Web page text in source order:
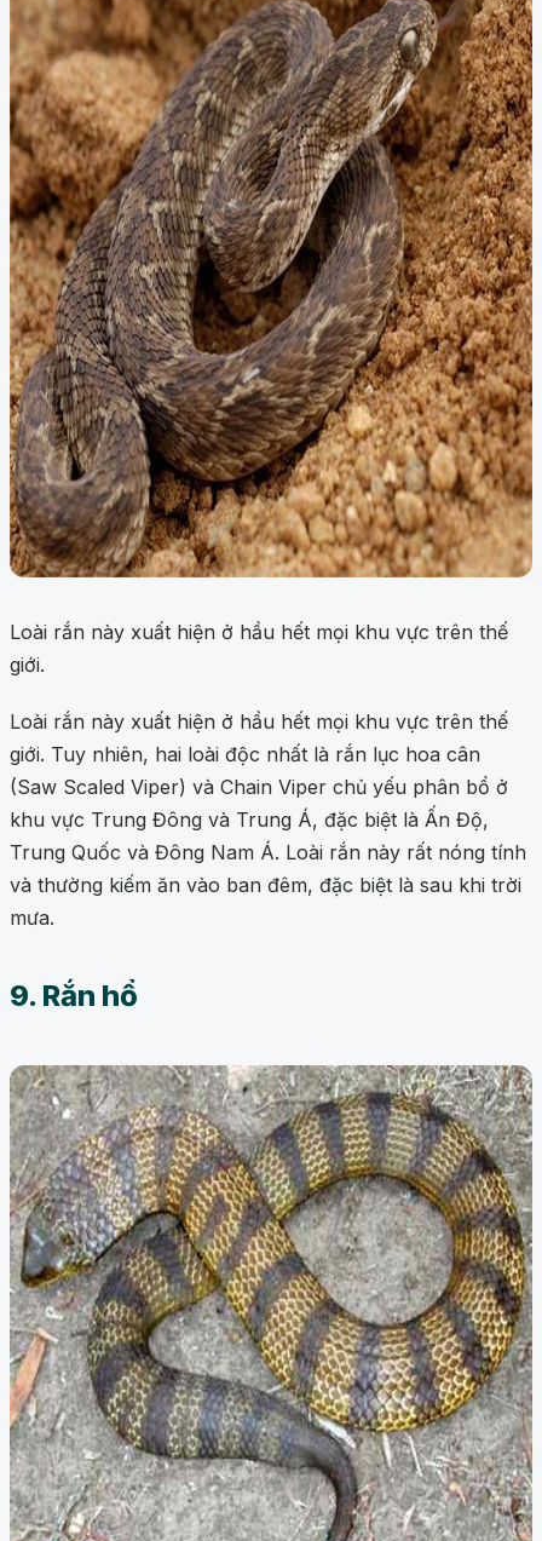
Loài rắn này xuất hiện ở hầu hết mọi khu vực trên thế
giới.
Loài rắn này xuất hiện ở hầu hết mọi khu vực trên thế
giới. Tuy nhiên, hai loài độc nhất là rắn lục hoa cân
(Saw Scaled Viper) và Chain Viper chủ yếu phân bổ ở
khu vực Trung Đông và Trung Á, đặc biệt là Ấn Độ,
Trung Quốc và Đông Nam Á. Loài rắn này rất nóng tính
và thường kiếm ăn vào ban đêm, đặc biệt là sau khi trời
mưa.
9. Rắn hổ